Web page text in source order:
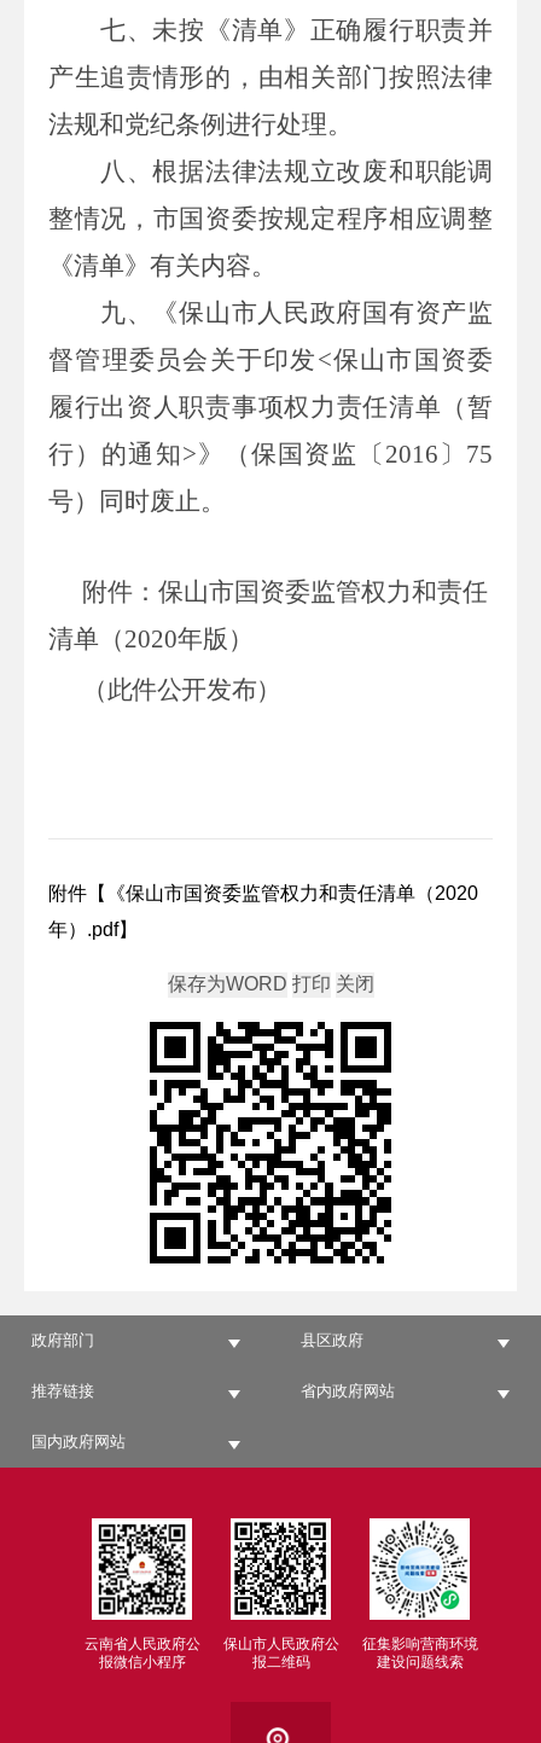
七、未按 《清单》 正确履行职责并
产生追责情形的，由相关部门按照法律
法规和党纪条例进行处理。
八 、根据法律法规立改废和职能调
整情况， 市国资委按规定程序相应调整
《清单》有关内容。
九、《保山市人民政府国有资产监
督管理委员会关于印发<保山市国资委
履行出资人职责事项权力责任清单（暂
行）的通知>》（保国资监〔 2016 〕 75
号）同时废止。
附件：保山市国资委监管权力和责任
清单（2020年版）
（此件公开发布）
附件【
《保山市国资委监管权力和责任清单（2020
年）.pdf】
政府部门 县区政府
推荐链接 省内政府网站
国内政府网站
云南省人民政府公
报微信小程序
保山市人民政府公
报二维码
征集影响营商环境
建设问题线索